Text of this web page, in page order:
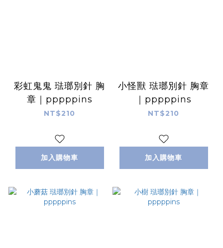
彩虹鬼鬼 琺瑯別針 胸
章｜pppppins
NT$210
加入購物車
小怪獸 琺瑯別針 胸章
｜pppppins
NT$210
加入購物車